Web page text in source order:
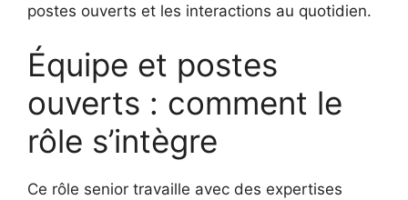
postes ouverts et les interactions au quotidien.
Équipe et postes
ouverts : comment le
rôle s’intègre
Ce rôle senior travaille avec des expertises